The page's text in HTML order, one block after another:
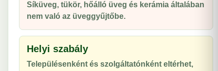
Síküveg, tükör, hőálló üveg és kerámia általában
nem való az üveggyűjtőbe.
Helyi szabály
Településenként és szolgáltatónként eltérhet,